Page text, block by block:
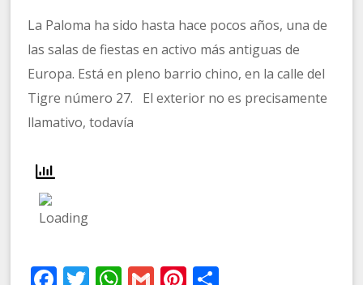
La Paloma ha sido hasta hace pocos años, una de
las salas de fiestas en activo más antiguas de
Europa. Está en pleno barrio chino, en la calle del
Tigre número 27. El exterior no es precisamente
llamativo, todavía